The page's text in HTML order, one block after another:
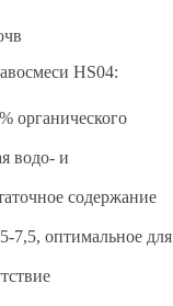
HS04:
органического
водо- и
содержание
7,5, оптимальное для